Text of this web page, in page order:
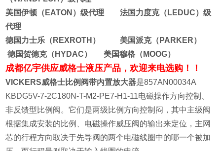
美国伊顿（EATON）级代理 法国力度克（LEDUC）级
代理
德国力士乐（REXROTH） 美国派克（PARKER）
德国贺德克（HYDAC） 美国穆格（MOOG）
成都亿宇供应威格士液压产品，欢迎来电选购！！
VICKERS威格士比例阀带内置放大器是857AN00034A
KBDG5V-7-2C180N-T-M2-PE7-H1-11电磁操作方向控制、
非反馈型比例阀。它们是两级比例方向控制闷，其中主级阀
根据集成安装的比例、电磁操作威压阀的输出来定位，主网
芯的行程方向取决于先导阀的两个电磁线圈中的哪一个被加